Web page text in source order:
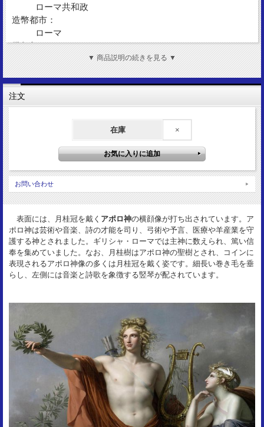
ローマ共和政
造幣都市：
ローマ
発行年：
BC42
額 面：
デナリウス
金 性：
アポロ神
ダイアナ女神立像
サイズ：
19mm
3.91g
資 料：
RSC Claudia 15/RC492
状 態：
VF
▼ 商品説明の続きを見る ▼
注文
在庫 ×
お問い合わせ
表面には、月桂冠を戴く アポロ神の横顔像が打ち出されています。ア
ポロ神は芸術や音楽、詩の才能を司り、弓術や予言、医療や羊産業を守
護する神とされました。ギリシャ・ローマでは主神に数えられ、篤い信
奉を集めていました。なお、月桂樹はアポロ神の聖樹とされ、コインに
表現されるアポロ神像の多くは月桂冠を戴く姿です。細長い巻き毛を垂
らし、左側には音楽と詩歌を象徴する竪琴が配されています。